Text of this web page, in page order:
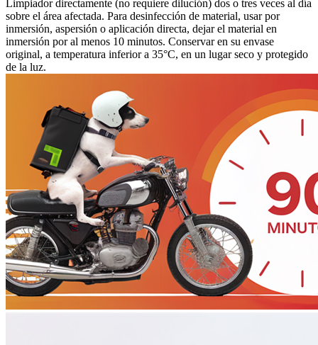
Limpiador directamente (no requiere dilución) dos o tres veces al día
sobre el área afectada. Para desinfección de material, usar por
inmersión, aspersión o aplicación directa, dejar el material en
inmersión por al menos 10 minutos. Conservar en su envase
original, a temperatura inferior a 35°C, en un lugar seco y protegido
de la luz.